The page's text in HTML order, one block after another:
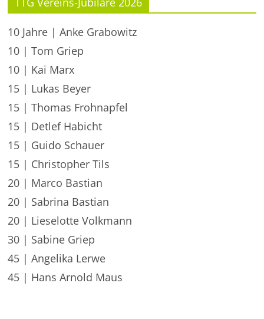
10 Jahre | Anke Grabowitz
10 | Tom Griep
10 | Kai Marx
15 | Lukas Beyer
15 | Thomas Frohnapfel
15 | Detlef Habicht
15 | Guido Schauer
15 | Christopher Tils
20 | Marco Bastian
20 | Sabrina Bastian
20 | Lieselotte Volkmann
30 | Sabine Griep
45 | Angelika Lerwe
45 | Hans Arnold Maus